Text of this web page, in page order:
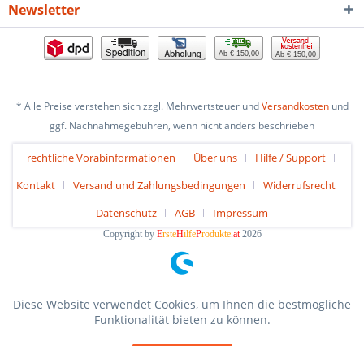
Newsletter
Ab € 150,00 Ab € 150,00
* Alle Preise verstehen sich zzgl. Mehrwertsteuer undVersandkostenund
ggf. Nachnahmegebühren, wenn nicht anders beschrieben
rechtliche Vorabinformationen Über uns
Hilfe / Support
Kontakt
Versand und Zahlungsbedingungen
Widerrufsrecht
Datenschutz
AGB Impressum
Copyright by ErsteHilfeProdukte.at2026
Diese Website verwendet Cookies, um Ihnen die bestmögliche
Funktionalität bieten zu können.